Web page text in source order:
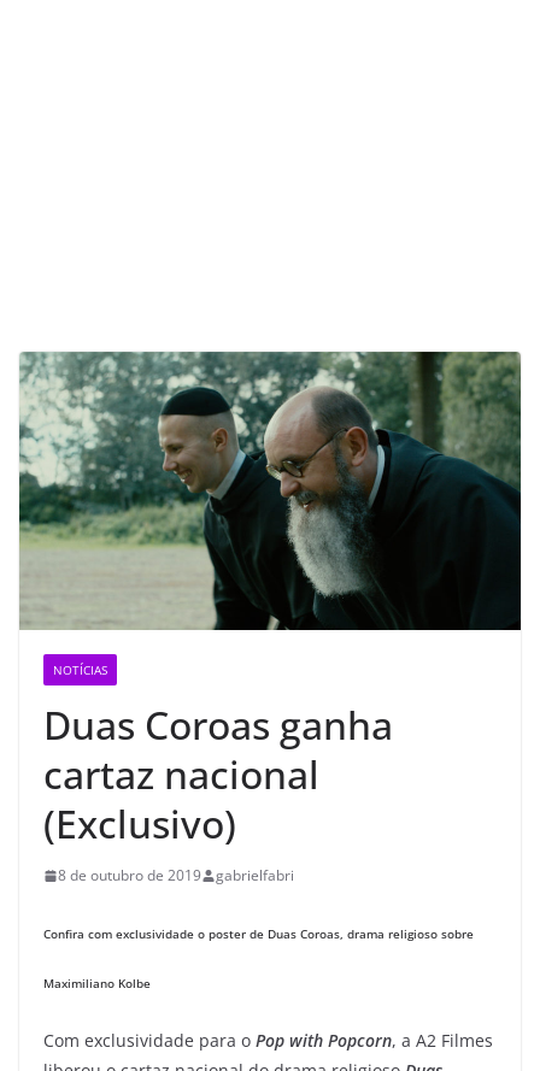
NOTÍCIAS
Duas Coroas ganha
cartaz nacional
(Exclusivo)
8 de outubro de 2019 gabrielfabri
Confira com exclusividade o poster de Duas Coroas, drama religioso sobre
Maximiliano Kolbe
Com exclusividade para o Pop with Popcorn, a A2 Filmes